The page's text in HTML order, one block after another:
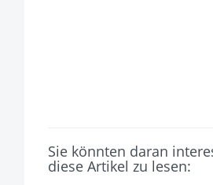
Sie könnten daran
diese Artikel zu lesen: